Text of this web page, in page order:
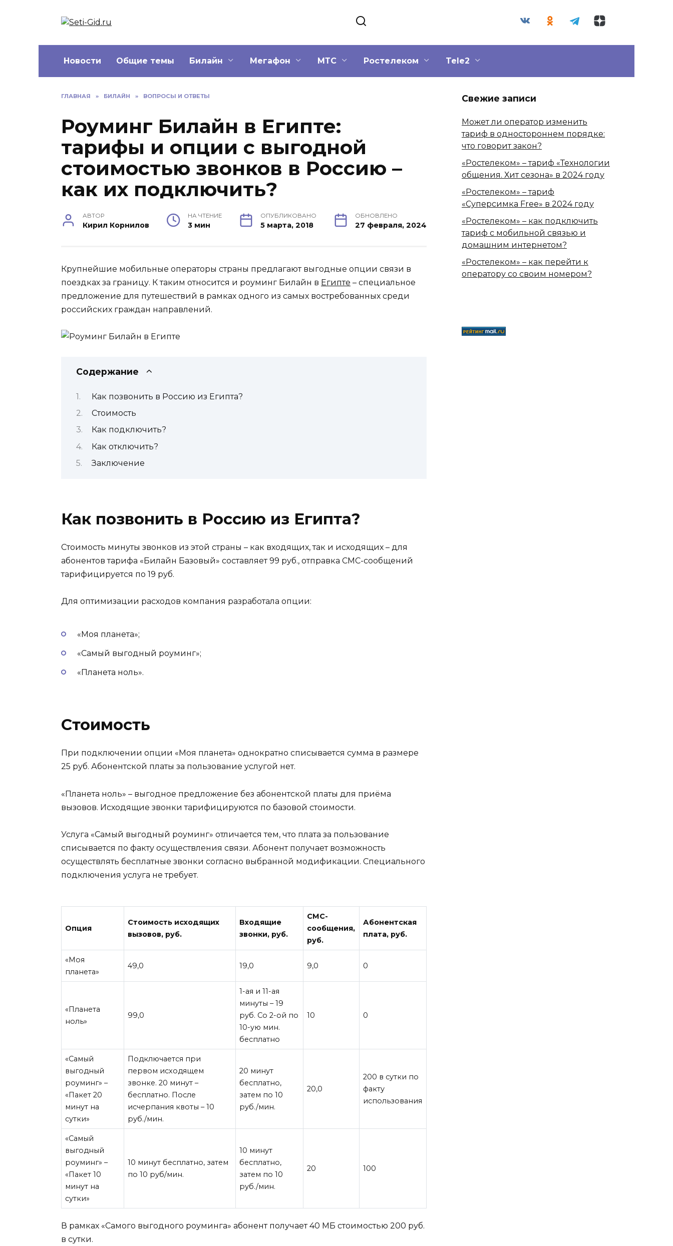
Новости Общие темы Билайн Мегафон МТС Ростелеком Tele2
ГЛАВНАЯ » БИЛАЙН » ВОПРОСЫ И ОТВЕТЫ
Роуминг Билайн в Египте:
тарифы и опции с выгодной
стоимостью звонков в Россию –
как их подключить?
АВТОР
Кирил Корнилов
НА ЧТЕНИЕ
3 мин
ОПУБЛИКОВАНО
5 марта, 2018
ОБНОВЛЕНО
27 февраля, 2024
Крупнейшие мобильные операторы страны предлагают выгодные опции связи в
поездках за границу. К таким относится и роуминг Билайн в Египте – специальное
предложение для путешествий в рамках одного из самых востребованных среди
российских граждан направлений.
Содержание
Как позвонить в Россию из Египта?
Стоимость
Как подключить?
Как отключить?
Заключение
Как позвонить в Россию из Египта?
Стоимость минуты звонков из этой страны – как входящих, так и исходящих – для
абонентов тарифа «Билайн Базовый» составляет 99 руб., отправка СМС-сообщений
тарифицируется по 19 руб.
Для оптимизации расходов компания разработала опции:
«Моя планета»;
«Самый выгодный роуминг»;
«Планета ноль».
Стоимость
При подключении опции «Моя планета» однократно списывается сумма в размере
25 руб. Абонентской платы за пользование услугой нет.
«Планета ноль» – выгодное предложение без абонентской платы для приёма
вызовов. Исходящие звонки тарифицируются по базовой стоимости.
Услуга «Самый выгодный роуминг» отличается тем, что плата за пользование
списывается по факту осуществления связи. Абонент получает возможность
осуществлять бесплатные звонки согласно выбранной модификации. Специального
подключения услуга не требует.
Опция
Стоимость исходящих
вызовов, руб.
Входящие
звонки, руб.
СМС-
сообщения,
руб.
Абонентская
плата, руб.
«Моя
планета»
49,0 19,0 9,0 0
«Планета
ноль»
99,0
1-ая и 11-ая
минуты – 19
руб. Со 2-ой по
10-ую мин.
бесплатно
10 0
«Самый
выгодный
роуминг» –
«Пакет 20
минут на
сутки»
Подключается при
первом исходящем
звонке. 20 минут –
бесплатно. После
исчерпания квоты – 10
руб./мин.
20 минут
бесплатно,
затем по 10
руб./мин.
20,0
200 в сутки по
факту
использования
«Самый
выгодный
роуминг» –
«Пакет 10
минут на
сутки»
10 минут бесплатно, затем
по 10 руб/мин.
10 минут
бесплатно,
затем по 10
руб./мин.
20 100
В рамках «Самого выгодного роуминга» абонент получает 40 МБ стоимостью 200 руб.
в сутки.
Свежие записи
Может ли оператор изменить
тариф в одностороннем порядке:
что говорит закон?
«Ростелеком» – тариф «Технологии
общения. Хит сезона» в 2024 году
«Ростелеком» – тариф
«Суперсимка Free» в 2024 году
«Ростелеком» – как подключить
тариф с мобильной связью и
домашним интернетом?
«Ростелеком» – как перейти к
оператору со своим номером?